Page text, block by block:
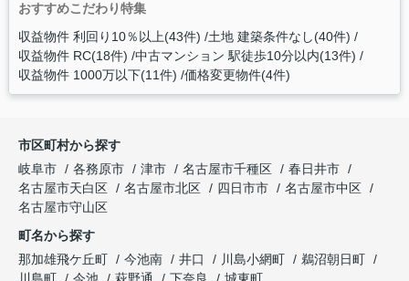
おすすめこだわり特集
収益物件 利回り10％以上(43件) 土地 建築条件なし(40件)
収益物件 RC(18件) 中古マンション 駅徒歩10分以内(13件)
収益物件 1000万以下(11件) 価格変更物件(4件)
市区町村から探す
岐阜市
各務原市 津市 名古屋市千種区
春日井市
名古屋市天白区
名古屋市北区 四日市市
名古屋市中区
名古屋市守山区
町名から探す
那加雄飛ケ丘町
今池南 井口 川島小網町
鵜沼朝日町